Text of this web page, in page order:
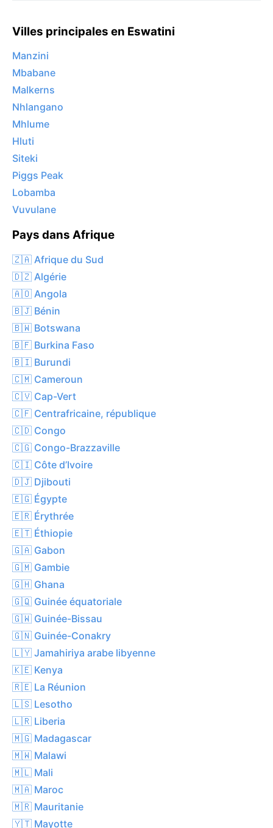
Villes principales en Eswatini
Manzini
Mbabane
Malkerns
Nhlangano
Mhlume
Hluti
Siteki
Piggs Peak
Lobamba
Vuvulane
Pays dans Afrique
🇿🇦 Afrique du Sud
🇩🇿 Algérie
🇦🇴 Angola
🇧🇯 Bénin
🇧🇼 Botswana
🇧🇫 Burkina Faso
🇧🇮 Burundi
🇨🇲 Cameroun
🇨🇻 Cap-Vert
🇨🇫 Centrafricaine, république
🇨🇩 Congo
🇨🇬 Congo-Brazzaville
🇨🇮 Côte d’Ivoire
🇩🇯 Djibouti
🇪🇬 Égypte
🇪🇷 Érythrée
🇪🇹 Éthiopie
🇬🇦 Gabon
🇬🇲 Gambie
🇬🇭 Ghana
🇬🇶 Guinée équatoriale
🇬🇼 Guinée-Bissau
🇬🇳 Guinée-Conakry
🇱🇾 Jamahiriya arabe libyenne
🇰🇪 Kenya
🇷🇪 La Réunion
🇱🇸 Lesotho
🇱🇷 Liberia
🇲🇬 Madagascar
🇲🇼 Malawi
🇲🇱 Mali
🇲🇦 Maroc
🇲🇷 Mauritanie
🇾🇹 Mayotte